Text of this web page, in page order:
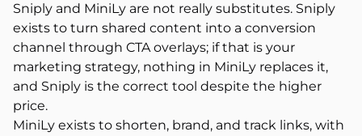
Sniply and MiniLy are not really substitutes. Sniply
exists to turn shared content into a conversion
channel through CTA overlays; if that is your
marketing strategy, nothing in MiniLy replaces it,
and Sniply is the correct tool despite the higher
price.
MiniLy exists to shorten, brand, and track links, with